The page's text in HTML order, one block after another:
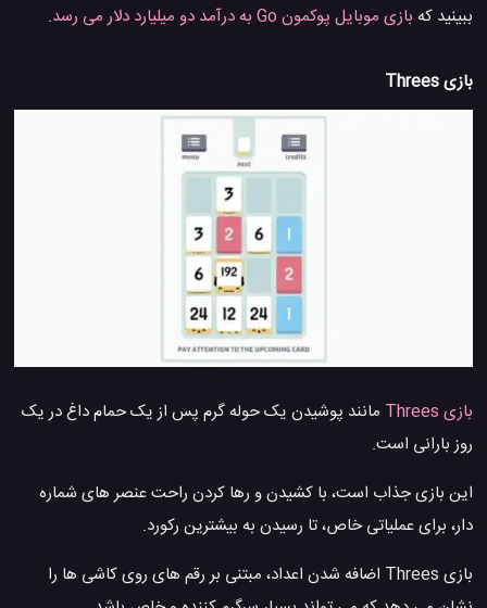
ببینید که بازی موبایل پوکمون Go به درآمد دو میلیارد دلار می رسد .
بازی Threes
بازی Threes
مانند پوشیدن یک حوله گرم پس از یک حمام داغ در یک
روز بارانی است.
این بازی جذاب است، با کشیدن و رها کردن راحت عنصر های شماره
دار، برای عملیاتی خاص، تا رسیدن به بیشترین رکورد.
بازی Threes اضافه شدن اعداد، مبتنی بر رقم های روی کاشی ها را